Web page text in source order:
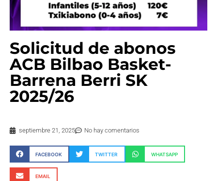
Solicitud de abonos
ACB Bilbao Basket-
Barrena Berri SK
2025/26
septiembre 21, 2025 No hay comentarios
FACEBOOK TWITTER WHATSAPP
EMAIL